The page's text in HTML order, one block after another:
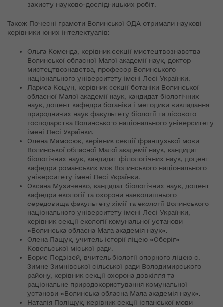
захисту науково-дослідницьких робіт.
Також Почесні грамоти Волинської ОДА отримали наукові
керівники юних інтелектуалів:
Ольга Коменда, керівник секції мистецтвознавства
Волинської обласної Малої академії наук, доктор
мистецтвознавства, професор Волинського
національного університету імені Лесі Українки.
Лариса Коцун, керівник секції ботаніки Волинської
обласної Малої академії наук, кандидат біологічних
наук, доцент кафедри ботаніки і методики викладання
природничих наук факультету біології та лісового
господарства Волинського національного університету
імені Лесі Українки.
Олена Мамосюк, керівник секції французької мови
Волинської обласної Малої академії наук, кандидат
біологічних наук, кандидат філологічних наук, доцент
кафедри романських мов Волинського національного
університету імені Лесі Українки.
Оксана Музиченко, кандидат біологічних наук, доцент
кафедри екології та охорони навколишнього
середовища факультету хімії та екології Волинського
національного університету імені Лесі Українки,
керівник секції екології комунальної установи
«Волинська обласна Мала академія наук».
Олена Пащук, учитель історії ліцею «Оберіг»
Ковельської міської ради.
Борис Подзізей, вчитель біології опорного ліцею с.
Зимне Зимнівської сільської ради Володимирського
району, керівник секції охорона довкілля та
раціональне природокористування комунальної
установи «Волинська обласна Мала академія наук».
Наталія Поліщук, керівник секції іспанської мови